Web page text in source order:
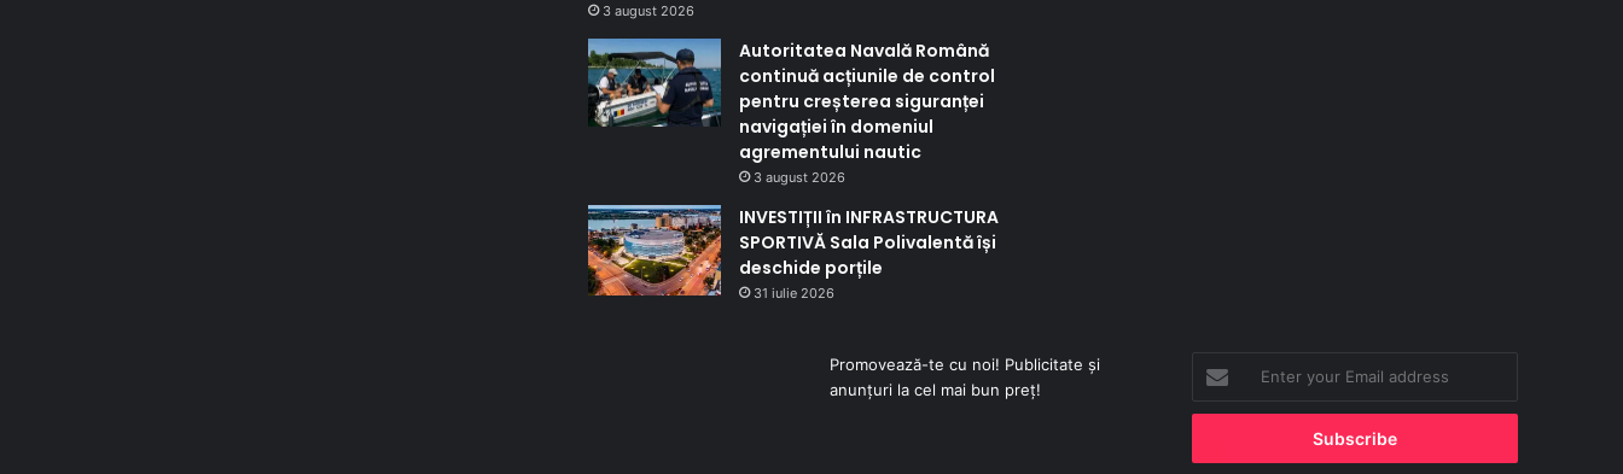
3 august 2026
Autoritatea Navală Română
continuă acțiunile de control
pentru creșterea siguranței
navigației în domeniul
agrementului nautic
3 august 2026
INVESTIȚII în INFRASTRUCTURA
SPORTIVĂ Sala Polivalentă își
deschide porțile
31 iulie 2026
Promovează-te cu noi! Publicitate și
anunțuri la cel mai bun preț!
your
Email